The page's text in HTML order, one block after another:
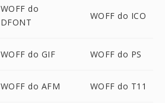
WOFF do
DFONT
WOFF do ICO
WOFF do GIF WOFF do PS
WOFF do AFM WOFF do T11